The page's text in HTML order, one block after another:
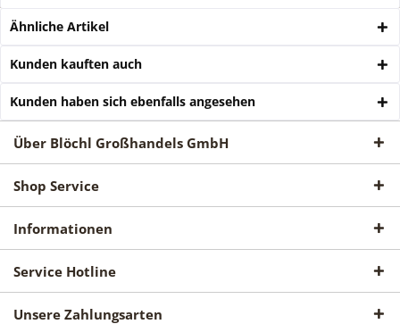
Ähnliche Artikel
Kunden kauften auch
Kunden haben sich ebenfalls angesehen
Über Blöchl Großhandels GmbH
Shop Service
Informationen
Service Hotline
Unsere Zahlungsarten